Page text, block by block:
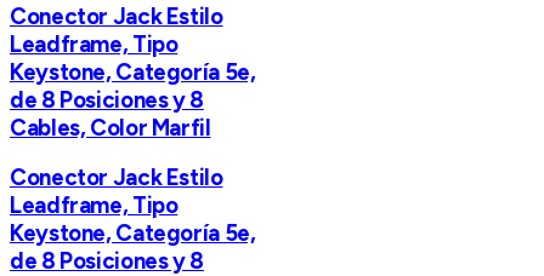
Conector Jack Estilo
Leadframe, Tipo
Keystone, Categoría 5e,
de 8 Posiciones y 8
Cables, Color Marfil
Conector Jack Estilo
Leadframe, Tipo
Keystone, Categoría 5e,
de 8 Posiciones y 8